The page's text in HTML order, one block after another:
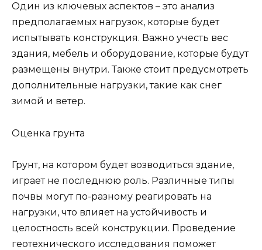
Один из ключевых аспектов – это анализ
предполагаемых нагрузок, которые будет
испытывать конструкция. Важно учесть вес
здания, мебель и оборудование, которые будут
размещены внутри. Также стоит предусмотреть
дополнительные нагрузки, такие как снег
зимой и ветер.
Оценка грунта
Грунт, на котором будет возводиться здание,
играет не последнюю роль. Различные типы
почвы могут по-разному реагировать на
нагрузки, что влияет на устойчивость и
целостность всей конструкции. Проведение
геотехнического исследования поможет